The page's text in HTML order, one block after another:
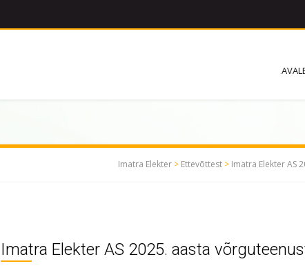
Imatra Elekter > Ettevõttest > Imatra Elekter AS
Imatra Elekter AS 2025. aasta